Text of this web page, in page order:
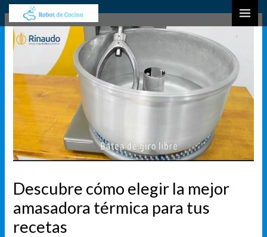
contenido
Descubre cómo elegir la mejor
amasadora térmica para tus
recetas
Navegación
de
entradas
u
s
a
r